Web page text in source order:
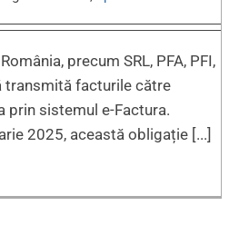
precum SRL, PFA, PFI,
transmită facturile către
prin sistemul e-Factura.
2025, această obligație [...]